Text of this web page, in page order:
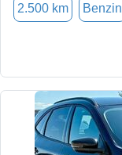
2.500 km Benzin